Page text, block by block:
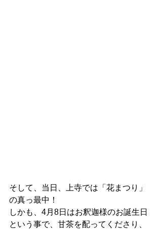
そして、当日、上寺では「花まつり」
の真っ最中！
しかも、4月8日はお釈迦様のお誕生日
という事で、甘茶を配ってくださり、